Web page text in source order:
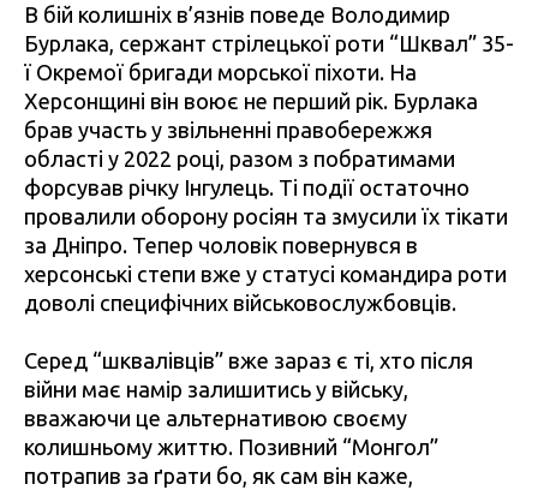
В бій колишніх в’язнів поведе Володимир
Бурлака, сержант стрілецької роти “Шквал” 35-
ї Окремої бригади морської піхоти. На
Херсонщині він воює не перший рік. Бурлака
брав участь у звільненні правобережжя
області у 2022 році, разом з побратимами
форсував річку Інгулець. Ті події остаточно
провалили оборону росіян та змусили їх тікати
за Дніпро. Тепер чоловік повернувся в
херсонські степи вже у статусі командира роти
доволі специфічних військовослужбовців.
Серед “шквалівців” вже зараз є ті, хто після
війни має намір залишитись у війську,
вважаючи це альтернативою своєму
колишньому життю. Позивний “Монгол”
потрапив за ґрати бо, як сам він каже,